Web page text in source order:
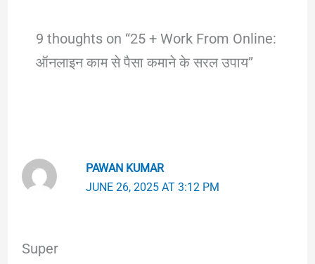
9 thoughts on “25 + Work From Online:
ऑनलाइन काम से पैसा कमाने के सरल उपाय”
PAWAN KUMAR
JUNE 26, 2025 AT 3:12 PM
Super